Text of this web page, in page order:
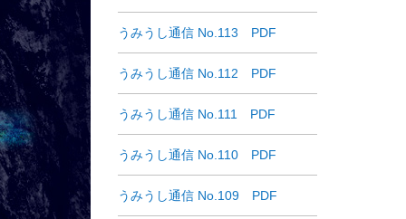
うみうし通信 No.113 PDF
うみうし通信 No.112 PDF
うみうし通信 No.111 PDF
うみうし通信 No.110 PDF
うみうし通信 No.109 PDF